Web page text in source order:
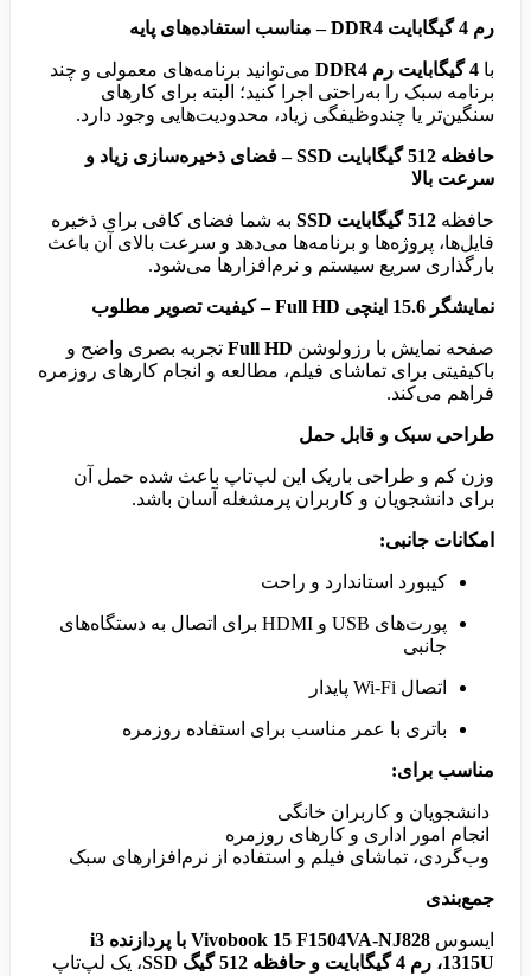
رم 4 گیگابایت DDR4 – مناسب استفاده‌های پایه
با 4 گیگابایت رم DDR4
می‌توانید برنامه‌های معمولی و چند
برنامه سبک را به‌راحتی اجرا کنید؛ البته برای کارهای
سنگین‌تر یا چندوظیفگی زیاد، محدودیت‌هایی وجود دارد.
حافظه 512 گیگابایت SSD – فضای ذخیره‌سازی زیاد و
سرعت بالا
حافظه 512 گیگابایت SSD
به شما فضای کافی برای ذخیره
فایل‌ها، پروژه‌ها و برنامه‌ها می‌دهد و سرعت بالای آن باعث
بارگذاری سریع سیستم و نرم‌افزارها می‌شود.
نمایشگر 15.6 اینچی Full HD – کیفیت تصویر مطلوب
صفحه نمایش با رزولوشن Full HD تجربه بصری واضح و
باکیفیتی برای تماشای فیلم، مطالعه و انجام کارهای روزمره
فراهم می‌کند.
طراحی سبک و قابل حمل
وزن کم و طراحی باریک این لپ‌تاپ باعث شده حمل آن
برای دانشجویان و کاربران پرمشغله آسان باشد.
امکانات جانبی:
کیبورد استاندارد و راحت
پورت‌های USB و HDMI برای اتصال به دستگاه‌های
جانبی
اتصال Wi-Fi پایدار
باتری با عمر مناسب برای استفاده روزمره
مناسب برای:
دانشجویان و کاربران خانگی
انجام امور اداری و کارهای روزمره
وب‌گردی، تماشای فیلم و استفاده از نرم‌افزارهای سبک
جمع‌بندی
ایسوس
Vivobook 15 F1504VA-NJ828 با پردازنده i3
1315U، رم 4 گیگابایت و حافظه 512 گیگ SSD
، یک لپ‌تاپ